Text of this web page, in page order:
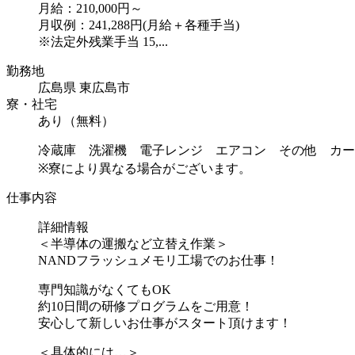
月給：210,000円～
月収例：241,288円(月給＋各種手当)
※法定外残業手当 15,...
勤務地
広島県 東広島市
寮・社宅
あり（無料）
冷蔵庫 洗濯機 電子レンジ エアコン その他 カー
※寮により異なる場合がございます。
仕事内容
詳細情報
＜半導体の運搬など立替え作業＞
NANDフラッシュメモリ工場でのお仕事！
専門知識がなくてもOK
約10日間の研修プログラムをご用意！
安心して新しいお仕事がスタート頂けます！
＜具体的には…＞